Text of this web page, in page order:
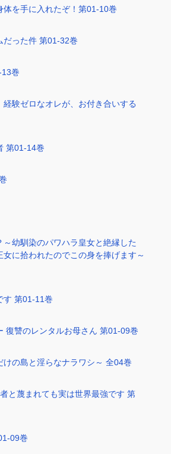
体を手に入れたぞ！第01-10巻
だった件 第01-32巻
巻
経験ゼロなオレが、お付き合いする
第01-14巻
～幼馴染のパワハラ皇女と絶縁した
女に拾われたのでこの身を捧げます～
す 第01-11巻
復讐のレンタルお母さん 第01-09巻
けの島と淫らなナラワシ～ 全04巻
と蔑まれても実は世界最強です 第
09巻